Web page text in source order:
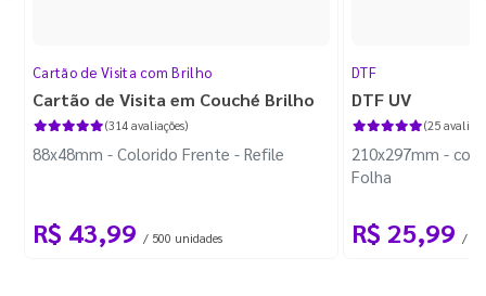
Cartão de Visita com Brilho
Cartão de Visita em Couché Brilho
(314 avaliações)
88x48mm - Colorido Frente - Refile
R$ 43,99 / 500 unidades
DTF
DTF UV
(25
210x297mm -
Folha
R$ 25,99 / 1